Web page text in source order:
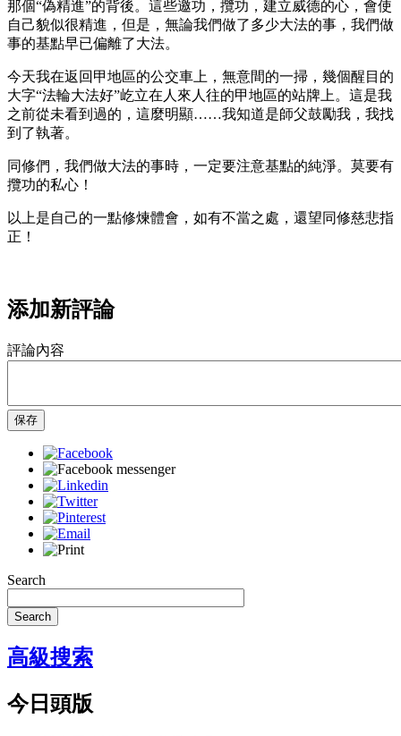
那個“偽精進”的背後。這些邀功，攬功，建立威德的心，會使
自己貌似很精進，但是，無論我們做了多少大法的事，我們做
事的基點早已偏離了大法。
今天我在返回甲地區的公交車上，無意間的一掃，幾個醒目的
大字“法輪大法好”屹立在人來人往的甲地區的站牌上。這是我
之前從未看到過的，這麼明顯……我知道是師父鼓勵我，我找
到了執著。
同修們，我們做大法的事時，一定要注意基點的純淨。莫要有
攬功的私心！
以上是自己的一點修煉體會，如有不當之處，還望同修慈悲指
正！
添加新評論
評論內容
保存
Search
Search
高級搜索
今日頭版